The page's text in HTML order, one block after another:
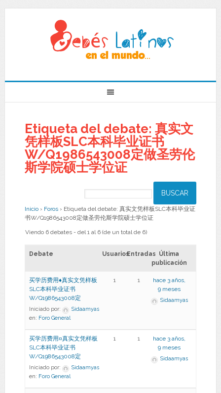
Etiqueta del debate: 真实文
凭样板SLC本科毕业证书
W/Q1986543008定做圣劳伦
斯学院硕士学位证
Inicio › Foros › Etiqueta del debate: 真实文凭样板SLC本科毕业证
书W/Q1986543008定做圣劳伦斯学院硕士学位证
Viendo 6 debates - del 1 al 6 (de un total de 6)
Debate UsuariosEntradas Última
publicación
买学历费用♦真实文凭样板
SLC本科毕业证书
W/Q1986543008定
Iniciado por:
Sidaamyas
en: Foro General
1 1
hace 3 años,
9 meses
Sidaamyas
买学历费用¤真实文凭样板
SLC本科毕业证书
W/Q1986543008定
Iniciado por:
Sidaamyas
en: Foro General
1 1
hace 3 años,
9 meses
Sidaamyas